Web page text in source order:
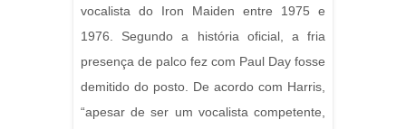
vocalista do Iron Maiden entre 1975 e
1976. Segundo a história oficial, a fria
presença de palco fez com Paul Day fosse
demitido do posto. De acordo com Harris,
“apesar de ser um vocalista competente,